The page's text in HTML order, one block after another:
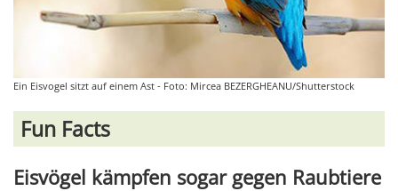
Ein Eisvogel sitzt auf einem Ast - Foto: Mircea BEZERGHEANU/Shutterstock
Fun Facts
Eisvögel kämpfen sogar gegen Raubtiere